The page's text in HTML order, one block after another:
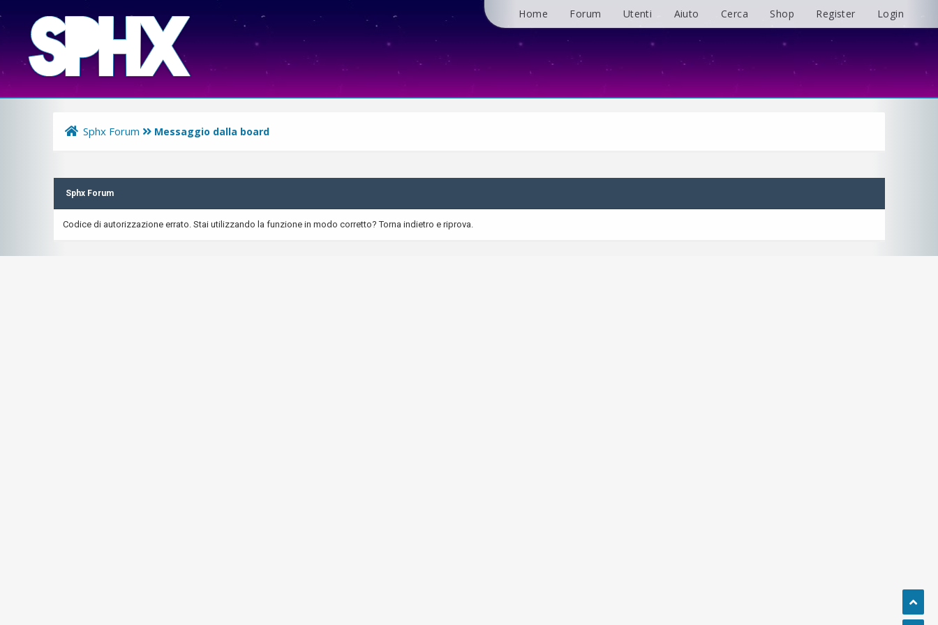
Home Forum Utenti Aiuto Cerca Shop Register Login
Sphx Forum Messaggio dalla board
Sphx Forum
Codice di autorizzazione errato. Stai utilizzando la funzione in modo corretto? Torna indietro e riprova.